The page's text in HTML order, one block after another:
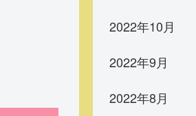
2022年10月
2022年9月
2022年8月